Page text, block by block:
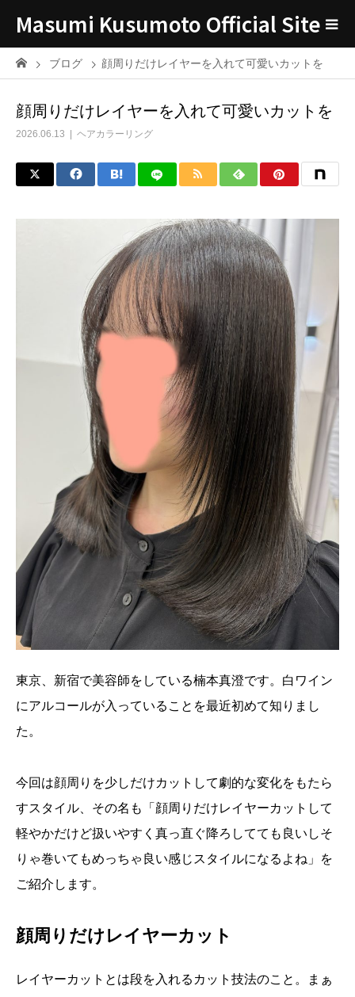
Masumi Kusumoto Official Site
ブログ 顔周りだけレイヤーを入れて可愛いカットを
顔周りだけレイヤーを入れて可愛いカットを
2026.06.13 ヘアカラーリング
東京、新宿で美容師をしている楠本真澄です。白ワイン
にアルコールが入っていることを最近初めて知りまし
た。
今回は顔周りを少しだけカットして劇的な変化をもたら
すスタイル、その名も「顔周りだけレイヤーカットして
軽やかだけど扱いやすく真っ直ぐ降ろしてても良いしそ
りゃ巻いてもめっちゃ良い感じスタイルになるよね」を
ご紹介します。
顔周りだけレイヤーカット
レイヤーカットとは段を入れるカット技法のこと。まぁ